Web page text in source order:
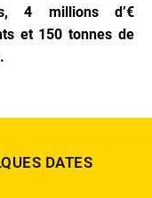
4 millions d’€
et 150 tonnes de
DATES